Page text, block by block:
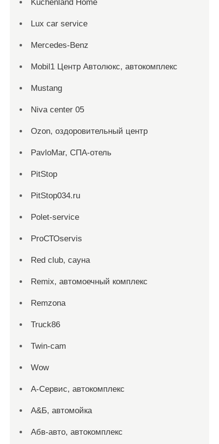
Kuchenland Home
Lux car service
Mercedes-Benz
Mobil1 Центр Автолюкс, автокомплекс
Mustang
Niva center 05
Ozon, оздоровительный центр
PavloMar, СПА-отель
PitStop
PitStop034.ru
Polet-service
ProСТОservis
Red сlub, сауна
Remix, автомоечный комплекс
Remzona
Truck86
Twin-cam
Wow
А-Сервис, автокомплекс
А&Б, автомойка
Абв-авто, автокомплекс